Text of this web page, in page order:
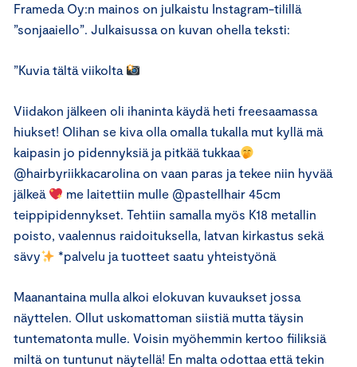
Frameda Oy:n mainos on julkaistu Instagram-tilillä
”sonjaaiello”. Julkaisussa on kuvan ohella teksti:
”Kuvia tältä viikolta
Viidakon jälkeen oli ihaninta käydä heti freesaamassa
hiukset! Olihan se kiva olla omalla tukalla mut kyllä mä
kaipasin jo pidennyksiä ja pitkää tukkaa
@hairbyriikkacarolina on vaan paras ja tekee niin hyvää
jälkeä
me laitettiin mulle @pastellhair 45cm
teippipidennykset. Tehtiin samalla myös K18 metallin
poisto, vaalennus raidoituksella, latvan kirkastus sekä
sävy
*palvelu ja tuotteet saatu yhteistyönä
Maanantaina mulla alkoi elokuvan kuvaukset jossa
näyttelen. Ollut uskomattoman siistiä mutta täysin
tuntematonta mulle. Voisin myöhemmin kertoo fiiliksiä
miltä on tuntunut näytellä! En malta odottaa että tekin